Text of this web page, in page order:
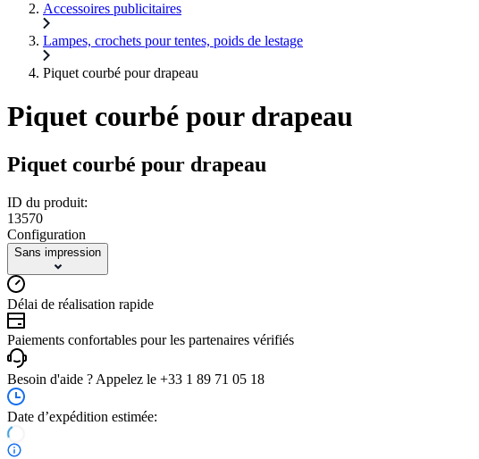
Accessoires publicitaires
Lampes, crochets pour tentes, poids de lestage
Piquet courbé pour drapeau
Piquet courbé pour drapeau
Piquet courbé pour drapeau
ID du produit:
13570
Configuration
Sans impression
Délai de réalisation rapide
Paiements confortables pour les partenaires vérifiés
Besoin d'aide ? Appelez le +33 1 89 71 05 18
Date d’expédition estimée: